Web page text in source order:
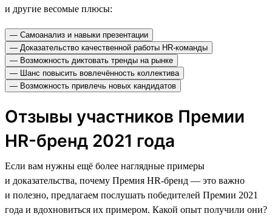
и другие весомые плюсы:
— Самоанализ и навыки презентации
— Доказательство качественной работы HR-команды
— Возможность диктовать тренды на рынке
— Шанс повысить вовлечённость коллектива
— Возможность привлечь новых кандидатов
Отзывы участников Премии
HR-бренд 2021 года
Если вам нужны ещё более наглядные примеры
и доказательства, почему Премия HR-бренд — это важно
и полезно, предлагаем послушать победителей Премии 2021
года и вдохновиться их примером. Какой опыт получили они?